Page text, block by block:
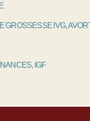
GROSSESSE IVG,
IGF